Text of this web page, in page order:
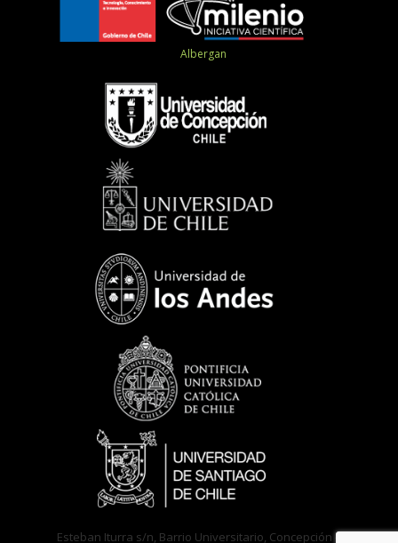
Albergan
Esteban Iturra s/n, Barrio Universitario, Concepción –